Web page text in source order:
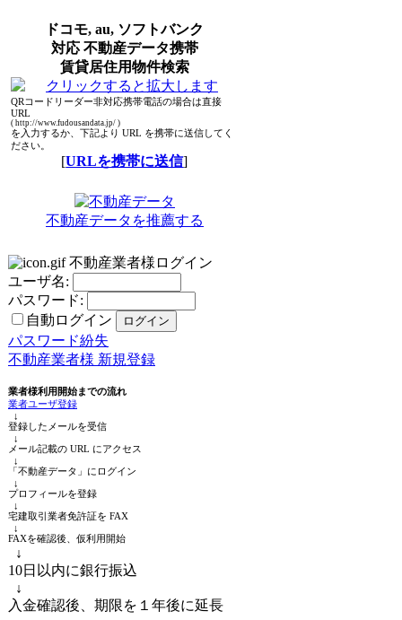
ドコモ, au, ソフトバンク
対応 不動産データ携帯
賃貸居住用物件検索
QRコードリーダー非対応携帯電話の場合は直接
URL
( http://www.fudousandata.jp/ )
を入力するか、下記より URL を携帯に送信してく
ださい。
[URLを携帯に送信]
不動産データを推薦する
不動産業者様ログイン
ユーザ名:
パスワード:
自動ログイン
パスワード紛失
不動産業者様 新規登録
業者様利用開始までの流れ
業者ユーザ登録
↓
登録したメールを受信
↓
メール記載の URL にアクセス
↓
「不動産データ」にログイン
↓
プロフィールを登録
↓
宅建取引業者免許証を FAX
↓
FAXを確認後、仮利用開始
↓
10日以内に銀行振込
↓
入金確認後、期限を１年後に延長